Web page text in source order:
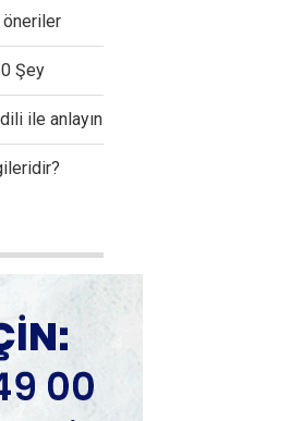
öneriler
Şey
ile anlayın